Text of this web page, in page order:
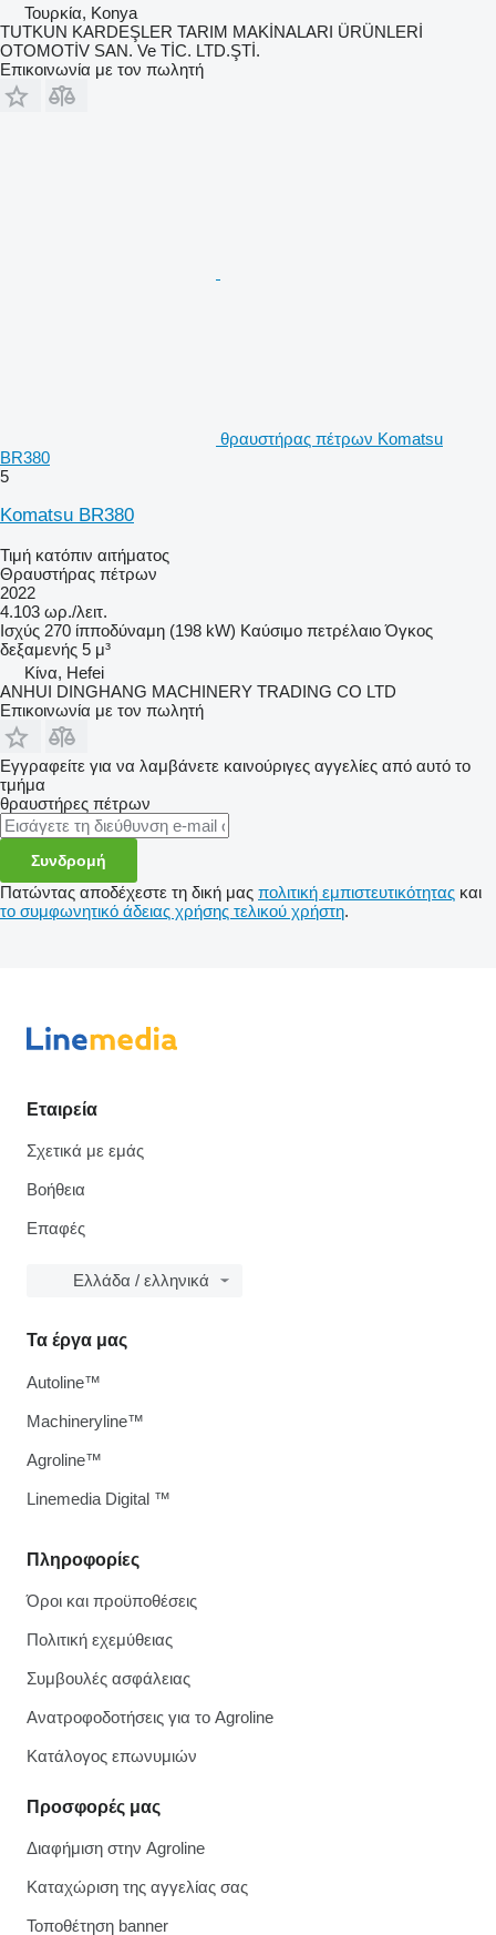
Τουρκία, Konya
TUTKUN KARDEŞLER TARIM MAKİNALARI ÜRÜNLERİ
OTOMOTİV SAN. Ve TİC. LTD.ŞTİ.
Επικοινωνία με τον πωλητή
θραυστήρας πέτρων Komatsu
BR380
5
Komatsu BR380
Τιμή κατόπιν αιτήματος
Θραυστήρας πέτρων
2022
4.103 ωρ./λειτ.
Ισχύς 270 ίπποδύναμη (198 kW) Καύσιμο πετρέλαιο Όγκος
δεξαμενής 5 μ³
Κίνα, Hefei
ANHUI DINGHANG MACHINERY TRADING CO LTD
Επικοινωνία με τον πωλητή
Εγγραφείτε για να λαμβάνετε καινούριγες αγγελίες από αυτό το
τμήμα
θραυστήρες πέτρων
Συνδρομή
Πατώντας αποδέχεστε τη δική μας πολιτική εμπιστευτικότητας και
το συμφωνητικό άδειας χρήσης τελικού χρήστη.
Εταιρεία
Σχετικά με εμάς
Βοήθεια
Επαφές
Ελλάδα / ελληνικά
Πληροφορίες
Όροι και προϋποθέσεις
Πολιτική εχεμύθειας
Συμβουλές ασφάλειας
Ανατροφοδοτήσεις για το Agroline
Κατάλογος επωνυμιών
Προσφορές μας
Διαφήμιση στην Agroline
Καταχώριση της αγγελίας σας
Τοποθέτηση banner
Τα έργα μας
Autoline™
Machineryline™
Agroline™
Linemedia Digital ™